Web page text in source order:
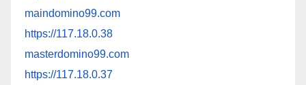
maindomino99.com
https://117.18.0.38
masterdomino99.com
https://117.18.0.37